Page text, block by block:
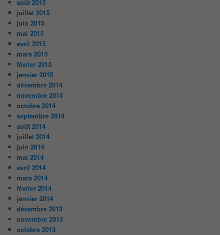
août 2015
juillet 2015
juin 2015
mai 2015
avril 2015
mars 2015
février 2015
janvier 2015
décembre 2014
novembre 2014
octobre 2014
septembre 2014
août 2014
juillet 2014
juin 2014
mai 2014
avril 2014
mars 2014
février 2014
janvier 2014
décembre 2013
novembre 2013
octobre 2013